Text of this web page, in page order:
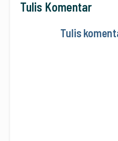
Tulis Komentar
Tulis